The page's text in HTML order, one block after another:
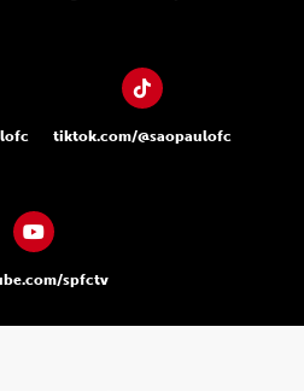
tiktok.com/@saopaulofc
spfctv